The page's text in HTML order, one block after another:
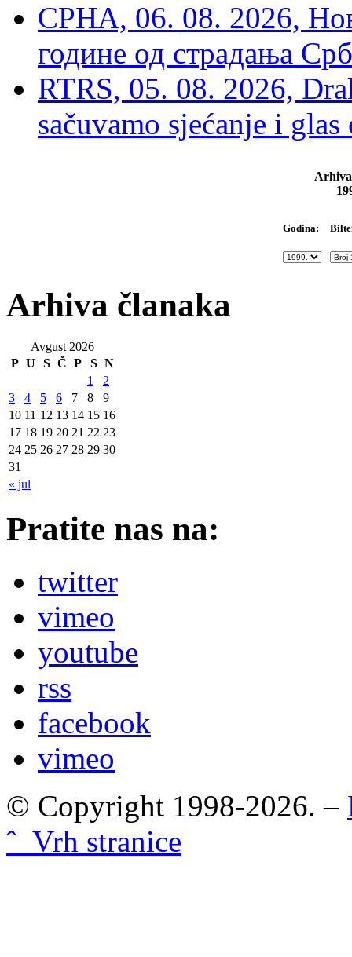
СРНА, 06. 08. 2026,
године од страдања
RTRS, 05. 08. 2026,
sačuvamo sjećanje i
Godina:
Arhiva članaka
Avgust 2026
P U S Č P S N
« jul
1
2
3
4 5 6 7 8
9
10 11 12 13 14 15 16
17 18 19 20 21 22 23
24 25 26 27 28 29 30
31
Pratite nas na:
twitter
vimeo
youtube
rss
facebook
vimeo
© Copyright 1998-2026. –
ˆ Vrh stranice